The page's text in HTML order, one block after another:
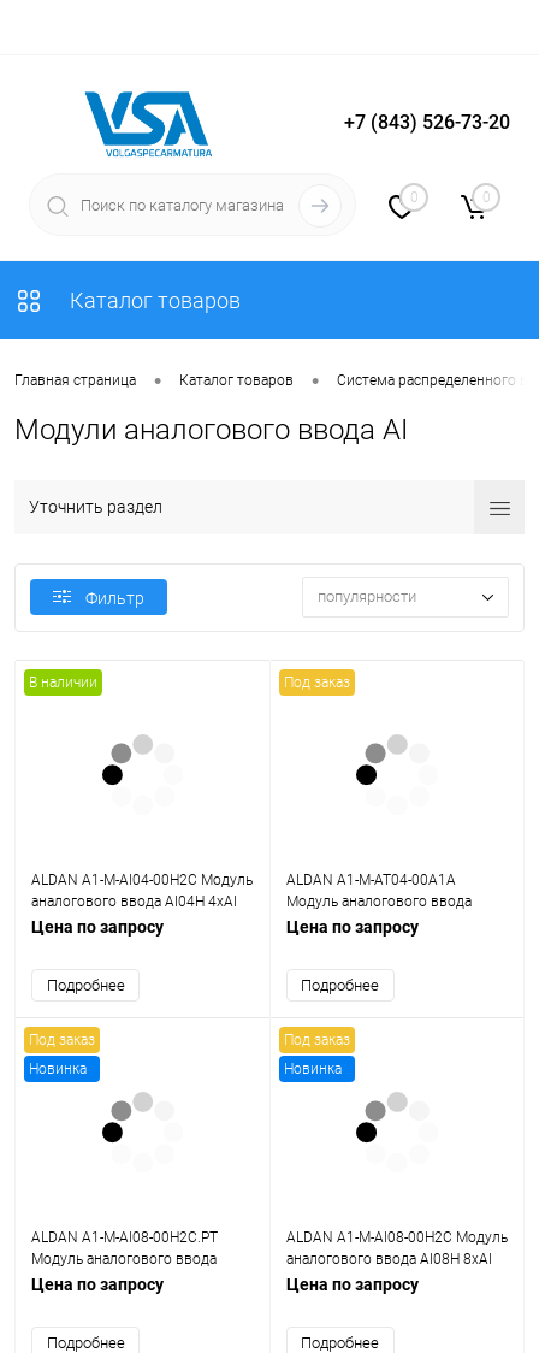
Вход Регистрация
+7 (843) 526-73-20
0 0
Каталог товаров
Главная страница • Каталог товаров • Система распределенного
Модули аналогового ввода AI
Уточнить раздел
Фильтр популярности
В наличии
ALDAN A1-M-AI04-00H2C Модуль
аналогового ввода AI04H 4хAI
HART, 0,2%, общая Г/И
Цена по запросу
Подробнее
Под заказ
ALDAN A1-M-AT04-00A1A
Модуль аналогового ввода
сигналов
термопар AT04RT 4хAI
Цена по запросу
Подробнее
Под заказ
Новинка
ALDAN A1-M-AI08-00H2C.PT
Модуль аналогового ввода
AI08H 8хAI HART, 0,2%, общая Г/
Цена по запросу
Подробнее
Под заказ
Новинка
ALDAN A1-M-AI08-00H2C Модуль
аналогового ввода AI08H 8хAI
HART, 0,2%, общая Г/И
Цена по запросу
Подробнее